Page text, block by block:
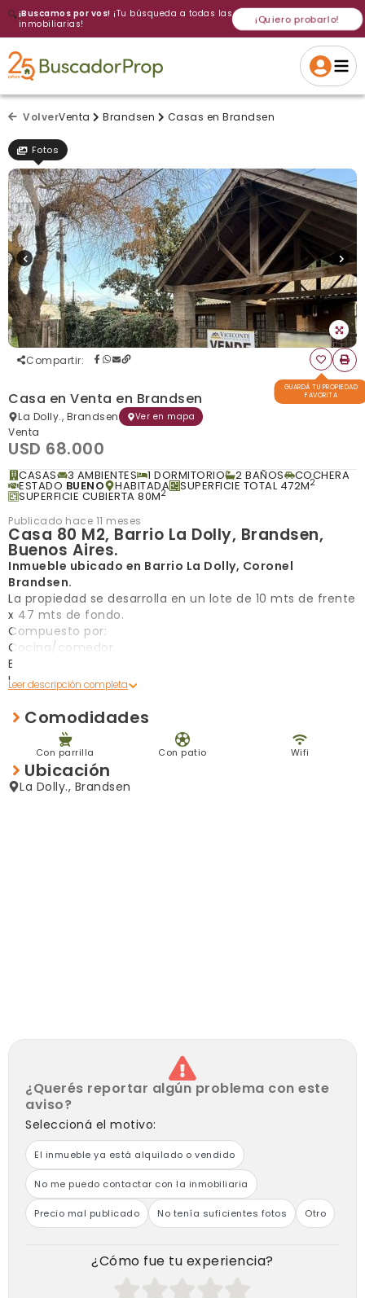
🔍¡Buscamos por vos! ¡Tu búsqueda a todas las
inmobiliarias!
¡Quiero probarlo!
Cancelar Si, eliminar
Gracias
Volver a intentar
VolverVenta Brandsen Casas en Brandsen
Fotos
Compartir:
GUARDÁ TU PROPIEDAD
FAVORITA
Casa en Venta en Brandsen
La Dolly., Brandsen Ver en mapa
Venta
USD 68.000
CASAS 3 AMBIENTES 1 DORMITORIO 2 BAÑOS COCHERA
ESTADO BUENO HABITADA SUPERFICIE TOTAL 472M2
SUPERFICIE CUBIERTA 80M2
Publicado hace 11 meses
Casa 80 M2, Barrio La Dolly, Brandsen,
Buenos Aires.
Inmueble ubicado en Barrio La Dolly, Coronel
Brandsen.
La propiedad se desarrolla en un lote de 10 mts de frente
x 47 mts de fondo.
Compuesto por:
Cocina/comedor.
Baño.
Un dormitorio.
Galeria/Cochera semi cubierta.
Lavadero.
Quincho con parrilla y baño.
Servicio de Gas natural, Luz, Agua.
Sobre calle de tierra.
Comodidades
Con parrilla Con patio Wifi
Ubicación
La Dolly., Brandsen
¿Querés reportar algún problema con este
aviso?
Seleccioná el motivo:
El inmueble ya está alquilado o vendido
No me puedo contactar con la inmobiliaria
Precio mal publicado No tenía suficientes fotos Otro
¿Cómo fue tu experiencia?